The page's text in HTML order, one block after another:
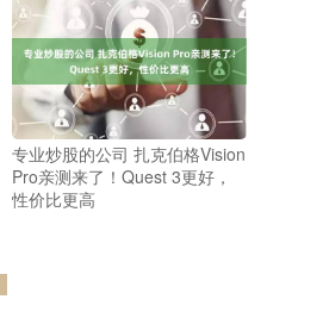
专业炒股的公司 扎克伯格Vision
Pro亲测来了！Quest 3更好，
性价比更高